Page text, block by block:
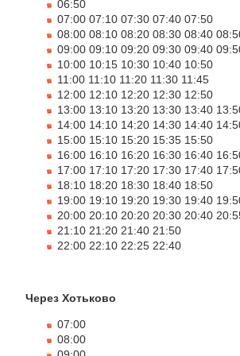
06:50
07:00 07:10 07:30 07:40 07:50
08:00 08:10 08:20 08:30 08:40
09:00 09:10 09:20 09:30 09:40
10:00 10:15 10:30 10:40 10:50
11:00 11:10 11:20 11:30 11:45
12:00 12:10 12:20 12:30 12:50
13:00 13:10 13:20 13:30 13:40
14:00 14:10 14:20 14:30 14:40
15:00 15:10 15:20 15:35 15:50
16:00 16:10 16:20 16:30 16:40
17:00 17:10 17:20 17:30 17:40
18:10 18:20 18:30 18:40 18:50
19:00 19:10 19:20 19:30 19:40
20:00 20:10 20:20 20:30 20:40
21:10 21:20 21:40 21:50
22:00 22:10 22:25 22:40
Через Хотьково
07:00
08:00